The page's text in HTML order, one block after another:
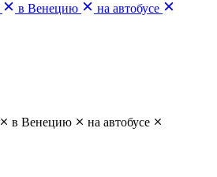
в Венецию
на автобусе
в Венецию
на автобусе